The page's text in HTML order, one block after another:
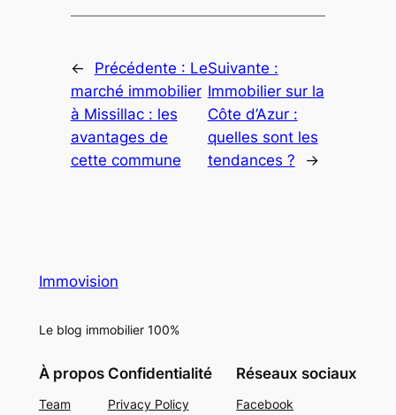
← Précédente : Le
marché immobilier
à Missillac : les
avantages de
cette commune
Suivante :
Immobilier sur la
Côte d’Azur :
quelles sont les
tendances ?
→
Immovision
Le blog immobilier 100%
À propos
Team
Confidentialité
Privacy Policy
Réseaux sociaux
Facebook